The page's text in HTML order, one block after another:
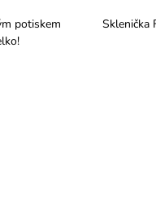
potiskem
Sklenička